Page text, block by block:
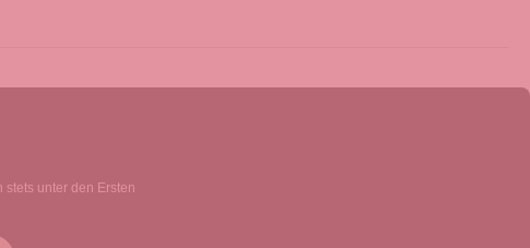
unter den Ersten